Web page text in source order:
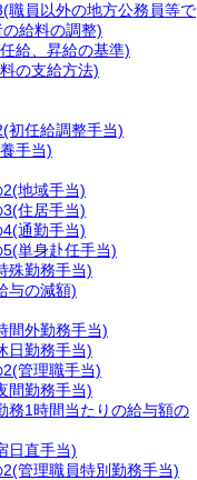
(職員以外の地方公務員等で
給料の調整)
給、昇給の基準)
の支給方法)
(初任給調整手当)
手当)
(地域手当)
(住居手当)
4(通勤手当)
5(単身赴任手当)
殊勤務手当)
与の減額)
間外勤務手当)
日勤務手当)
(管理職手当)
間勤務手当)
務1時間当たりの給与額の
日直手当)
(管理職員特別勤務手当)